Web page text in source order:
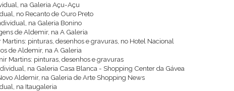
na Galeria Açu-Açu
no Recanto de Ouro Preto
na Galeria Bonino
de Aldemir, na A Galeria
pinturas, desenhos e gravuras, no Hotel Nacional
de Aldemir, na A Galeria
Martins: pinturas, desenhos e gravuras
na Galeria Casa Blanca - Shopping Center da Gávea
Aldemir, na Galeria de Arte Shopping News
na Itaugaleria